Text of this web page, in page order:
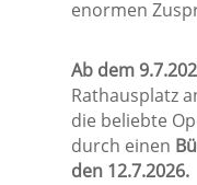
enormen
Ab dem
Rathausplatz
die beliebte
durch einen
den 12.7.2026.